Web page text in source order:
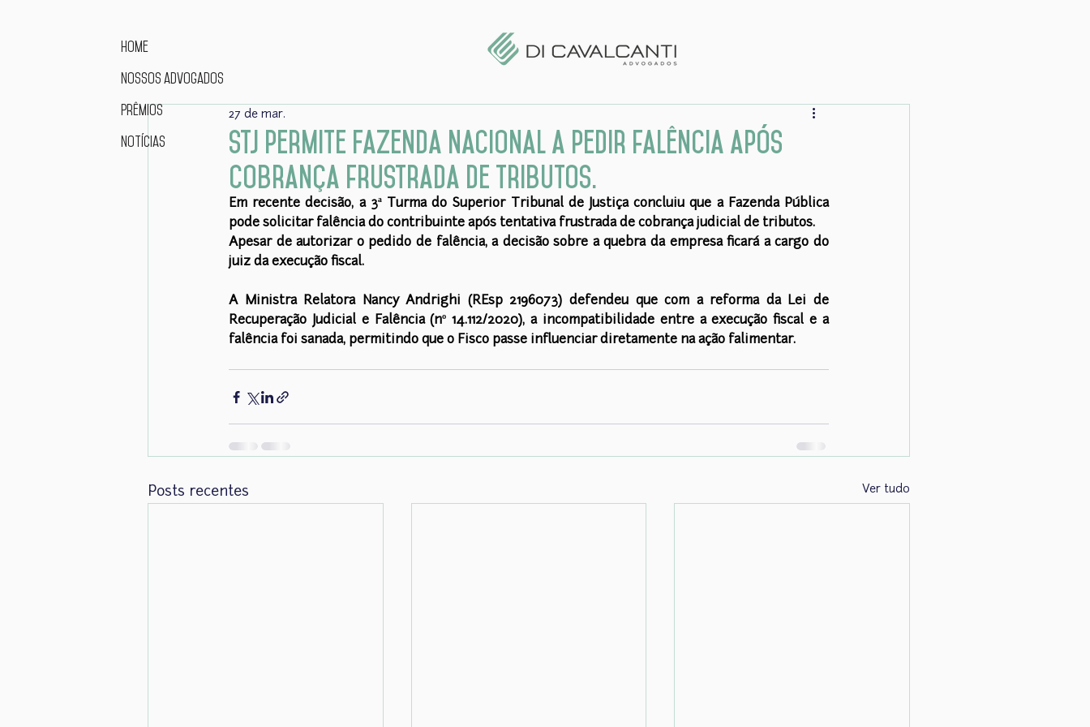
Home
Nossos advogados
Prêmios
Notícias
STJ permite Fazenda Nacional a pedir falência após
cobrança frustrada de tributos.
27 de mar.
Em recente decisão, a 3ª Turma do Superior Tribunal de Justiça concluiu que a Fazenda Pública
pode solicitar falência do contribuinte após tentativa frustrada de cobrança judicial de tributos.
Apesar de autorizar o pedido de falência, a decisão sobre a quebra da empresa ficará a cargo do
juiz da execução fiscal.
A Ministra Relatora Nancy Andrighi (REsp 2196073) defendeu que com a reforma da Lei de
Recuperação Judicial e Falência (nº 14.112/2020), a incompatibilidade entre a execução fiscal e a
falência foi sanada, permitindo que o Fisco passe influenciar diretamente na ação falimentar.
Posts recentes Ver tudo